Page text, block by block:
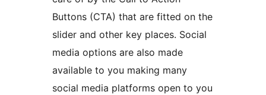
Buttons (CTA) that are fitted on the
slider and other key places. Social
media options are also made
available to you making many
social media platforms open to you